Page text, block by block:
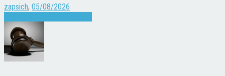
zapsich, 05/08/2026